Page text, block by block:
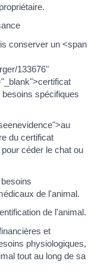
conserver un <span
133676"
spécifiques
du certificat
céder le chat ou
de l'animal.
de l'animal.
et
physiologiques,
tout au long de sa